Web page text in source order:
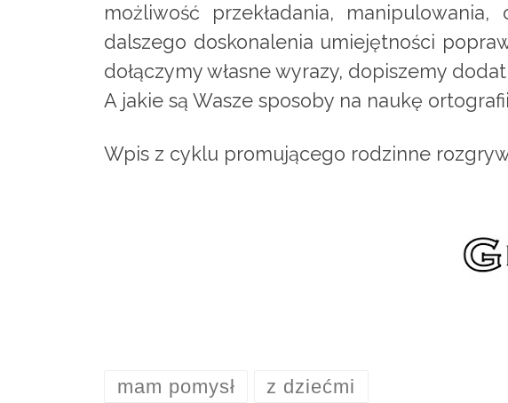
możliwość przekładania,
dalszego doskonalenia umiejętności
dołączymy własne wyrazy, dopiszemy
A jakie są Wasze sposoby na naukę
Wpis z cyklu promującego rodzinne
mam pomysł z dziećmi